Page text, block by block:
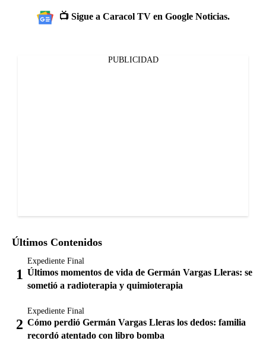
📺 Sigue a Caracol TV en Google Noticias.
PUBLICIDAD
Últimos Contenidos
Expediente Final
Últimos momentos de vida de Germán Vargas Lleras: se
sometió a radioterapia y quimioterapia
Expediente Final
Cómo perdió Germán Vargas Lleras los dedos: familia
recordó atentado con libro bomba